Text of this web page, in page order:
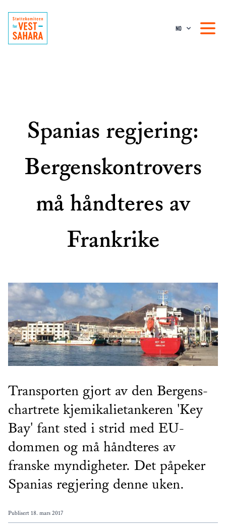
NO
Spanias regjering:
Bergenskontrovers
må håndteres av
Frankrike
Transporten gjort av den Bergens-
chartrete kjemikalietankeren 'Key
Bay' fant sted i strid med EU-
dommen og må håndteres av
franske myndigheter. Det påpeker
Spanias regjering denne uken.
Publisert 18. mars 2017